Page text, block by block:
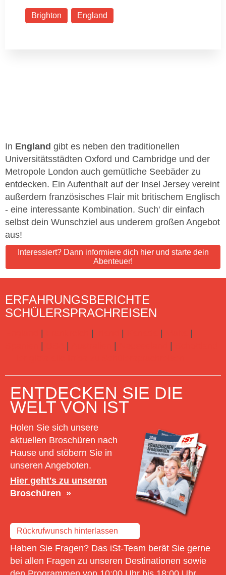
Brighton England
In England gibt es neben den traditionellen
Universitätsstädten Oxford und Cambridge und der
Metropole London auch gemütliche Seebäder zu
entdecken. Ein Aufenthalt auf der Insel Jersey vereint
außerdem französisches Flair mit britischem Englisch
- eine interessante Kombination. Such' dir einfach
selbst dein Wunschziel aus underem großen Angebot
aus!
Interessiert? Dann informiere dich hier und starte dein
Abenteuer!
ERFAHRUNGSBERICHTE
SCHÜLERSPRACHREISEN
ENTDECKEN SIE DIE
WELT VON IST
Holen Sie sich unsere
aktuellen Broschüren nach
Hause und stöbern Sie in
unseren Angeboten.
Hier geht's zu unseren
Broschüren
Rückrufwunsch hinterlassen
Haben Sie Fragen? Das iSt-Team berät Sie gerne
bei allen Fragen zu unseren Destinationen sowie